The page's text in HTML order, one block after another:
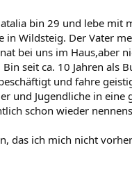
bin 29 und lebe mit
in Wildsteig. Der Vater
bei uns im Haus,aber
seit ca. 10 Jahren als
und fahre
und Jugendliche in eine
schon wieder
das ich mich nicht